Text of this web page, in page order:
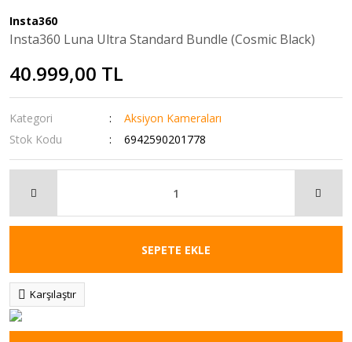
Insta360
Insta360 Luna Ultra Standard Bundle (Cosmic Black)
40.999,00 TL
Kategori
Aksiyon Kameraları
Stok Kodu
6942590201778
SEPETE EKLE
Karşılaştır